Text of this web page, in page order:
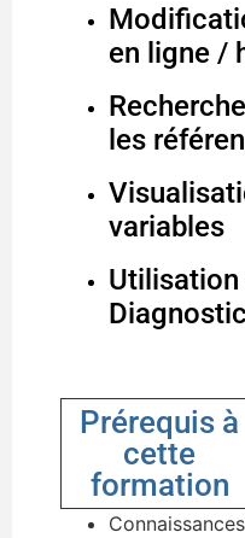
en ligne /
les
variables
Prérequis à
cette
formation
Connaissances